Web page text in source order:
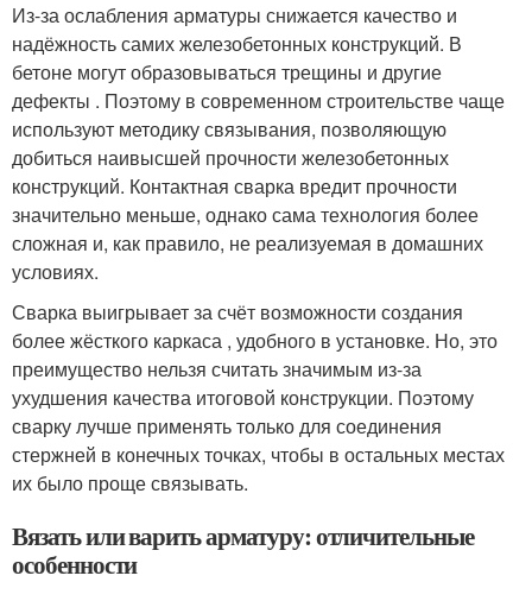
Из-за ослабления арматуры снижается качество и
надёжность самих железобетонных конструкций. В
бетоне могут образовываться трещины и другие
дефекты . Поэтому в современном строительстве чаще
используют методику связывания, позволяющую
добиться наивысшей прочности железобетонных
конструкций. Контактная сварка вредит прочности
значительно меньше, однако сама технология более
сложная и, как правило, не реализуемая в домашних
условиях.
Сварка выигрывает за счёт возможности создания
более жёсткого каркаса , удобного в установке. Но, это
преимущество нельзя считать значимым из-за
ухудшения качества итоговой конструкции. Поэтому
сварку лучше применять только для соединения
стержней в конечных точках, чтобы в остальных местах
их было проще связывать.
Вязать или варить арматуру: отличительные
особенности